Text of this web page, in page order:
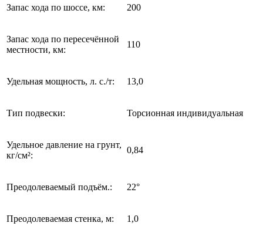
Запас хода по шоссе, км: 200
Запас хода по пересечённой
местности, км:
110
Удельная мощность, л. с./т: 13,0
Тип подвески: Торсионная индивидуальная
Удельное давление на грунт,
кг/см²:
0,84
Преодолеваемый подъём.: 22°
Преодолеваемая стенка, м: 1,0